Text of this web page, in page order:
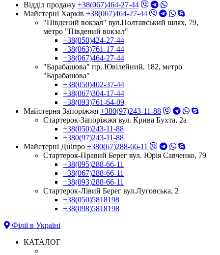
Відділ продажу +38(067)464-27-44
Майстерні Харків +38(067)464-27-44
"Південий вокзал" вул.Полтавський шлях, 79,
метро "Південий вокзал"
+38(050)424-27-44
+38(063)761-17-44
+38(067)464-27-44
"Барабашова" пр. Ювілейний, 182, метро
"Барабашова"
+38(050)402-37-44
+38(067)304-17-44
+38(093)761-64-09
Майстерня Запоріжжя +380(97)243-11-88
Стартерок-Запоріжжя вул. Крива Бухта, 2а
+38(050)243-11-88
+380(97)243-11-88
Майстерні Днiпро +380(67)288-66-11
Стартерок-Правий Берег вул. Юрія Савченко, 79
+38(095)288-66-11
+38(067)288-66-11
+38(093)288-66-11
Стартерок-Лівий Берег вул.Луговська, 2
+38(050)5818198
+38(098)5818198
Філії в Україні
КАТАЛОГ